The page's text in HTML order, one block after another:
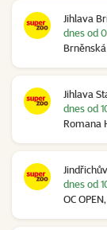
Jihlava
dnes od
Jihlava
Romana
dnes od
OC
dnes od